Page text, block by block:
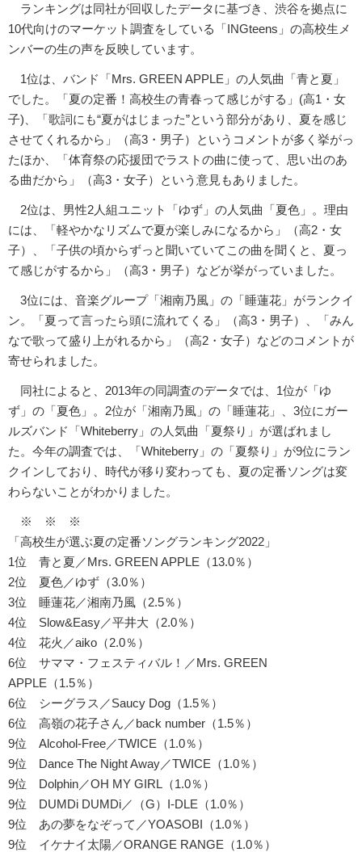
ランキングは同社が回収したデータに基づき、渋谷を拠点に
10代向けのマーケット調査をしている「INGteens」の高校生メ
ンバーの生の声を反映しています。
1位は、バンド「Mrs. GREEN APPLE」の人気曲「青と夏」
でした。「夏の定番！高校生の青春って感じがする」(高1・女
子)、「歌詞にも“夏がはじまった”という部分があり、夏を感じ
させてくれるから」（高3・男子）というコメントが多く挙がっ
たほか、「体育祭の応援団でラストの曲に使って、思い出のあ
る曲だから」（高3・女子）という意見もありました。
2位は、男性2人組ユニット「ゆず」の人気曲「夏色」。理由
には、「軽やかなリズムで夏が楽しみになるから」（高2・女
子）、「子供の頃からずっと聞いていてこの曲を聞くと、夏っ
て感じがするから」（高3・男子）などが挙がっていました。
3位には、音楽グループ「湘南乃風」の「睡蓮花」がランクイ
ン。「夏って言ったら頭に流れてくる」（高3・男子）、「みん
なで歌って盛り上がれるから」（高2・女子）などのコメントが
寄せられました。
同社によると、2013年の同調査のデータでは、1位が「ゆ
ず」の「夏色」。2位が「湘南乃風」の「睡蓮花」、3位にガー
ルズバンド「Whiteberry」の人気曲「夏祭り」が選ばれまし
た。今年の調査では、「Whiteberry」の「夏祭り」が9位にラン
クインしており、時代が移り変わっても、夏の定番ソングは変
わらないことがわかりました。
※ ※ ※
「高校生が選ぶ夏の定番ソングランキング2022」
1位 青と夏／Mrs. GREEN APPLE（13.0％）
2位 夏色／ゆず（3.0％）
3位 睡蓮花／湘南乃風（2.5％）
4位 Slow&Easy／平井大（2.0％）
4位 花火／aiko（2.0％）
6位 サママ・フェスティバル！／Mrs. GREEN
APPLE（1.5％）
6位 シーグラス／Saucy Dog（1.5％）
6位 高嶺の花子さん／back number（1.5％）
9位 Alcohol-Free／TWICE（1.0％）
9位 Dance The Night Away／TWICE（1.0％）
9位 Dolphin／OH MY GIRL（1.0％）
9位 DUMDi DUMDi／（G）I-DLE（1.0％）
9位 あの夢をなぞって／YOASOBI（1.0％）
9位 イケナイ太陽／ORANGE RANGE（1.0％）